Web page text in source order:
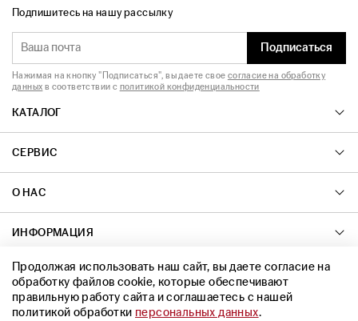
КАТАЛОГ
СЕРВИС
О НАС
ИНФОРМАЦИЯ
КОНТАКТЫ
Подпишитесь на нашу рассылку
Подписаться
Нажимая на кнопку "Подписаться", вы даете свое согласие на обработку
данных в соответствии с политикой конфиденциальности
Продолжая использовать наш сайт, вы даете согласие на
обработку файлов cookie, которые обеспечивают
правильную работу сайта и соглашаетесь с нашей
политикой обработки персональных данных.